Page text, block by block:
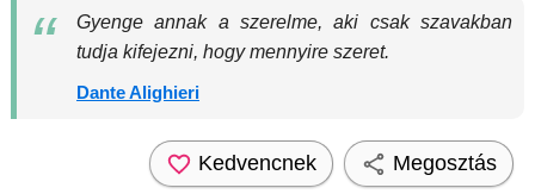
Gyenge annak a szerelme, aki csak szavakban
tudja kifejezni, hogy mennyire szeret.
Dante Alighieri
Kedvencnek Megosztás